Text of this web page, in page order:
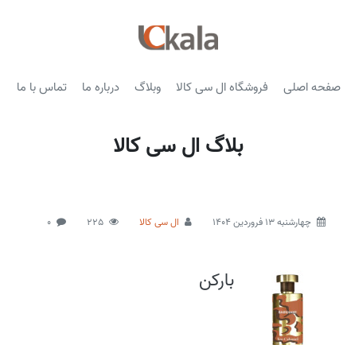
صفحه اصلی فروشگاه ال سی کالا وبلاگ درباره ما تماس با ما
بلاگ ال سی کالا
چهارشنبه 13 فروردین 1404 ال سی کالا 225
0
بارکن